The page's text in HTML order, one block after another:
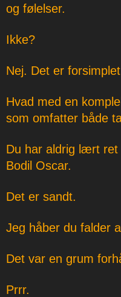
og følelser.
Ikke?
Nej. Det er
Hvad med en
som omfatter både
Du har aldrig lært ret
Bodil Oscar.
Det er sandt.
Jeg håber du falder
Det var en grum
Prrr.